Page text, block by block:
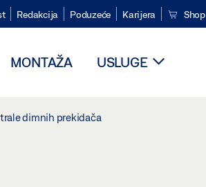
Redakcija Poduzeće Karijera Shop
MONTAŽA USLUGE
dimnih prekidača